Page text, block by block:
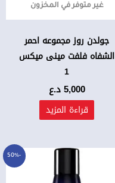
غير متوفر في المخزون
جولدن روز مجموعه احمر
الشفاه فلفت مينى ميكس
1
5,000د.ع
قراءة المزيد
-50% السعر
الأصلي
هو:
السعر
الحالي